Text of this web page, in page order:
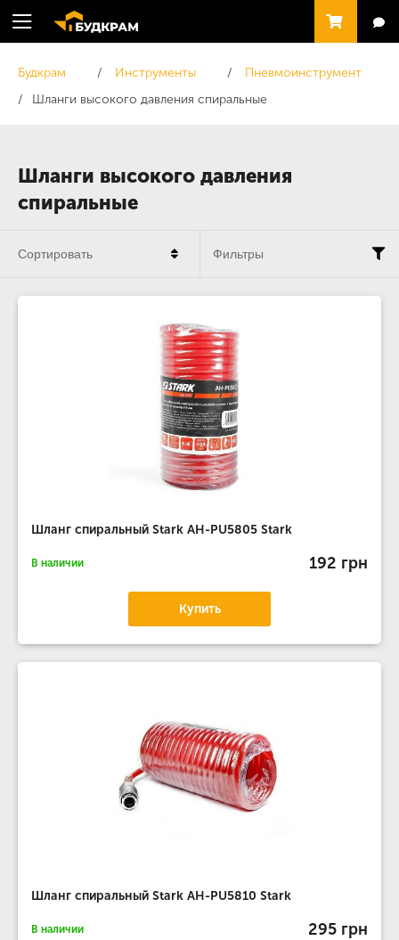
Шланги высокого давления
спиральные
Будкрам Инструменты
Пневмоинструмент
Шланги высокого давления спиральные
Шланг спиральный Stark AH-PU5805 Stark
В наличии 192 грн
Купить
Шланг спиральный Stark AH-PU5810 Stark
В наличии 295 грн
Сортировать Фильтры